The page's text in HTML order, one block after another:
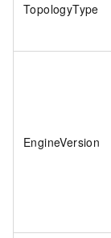
TopologyType
EngineVersion